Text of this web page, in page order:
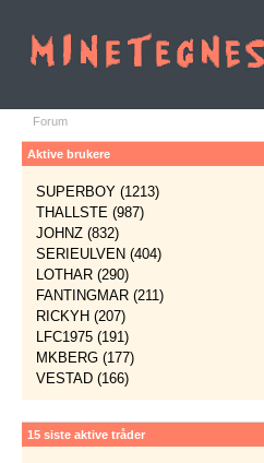
Forum
Aktive brukere
SUPERBOY (1213)
THALLSTE (987)
JOHNZ (832)
SERIEULVEN (404)
LOTHAR (290)
FANTINGMAR (211)
RICKYH (207)
LFC1975 (191)
MKBERG (177)
VESTAD (166)
15 siste aktive tråder